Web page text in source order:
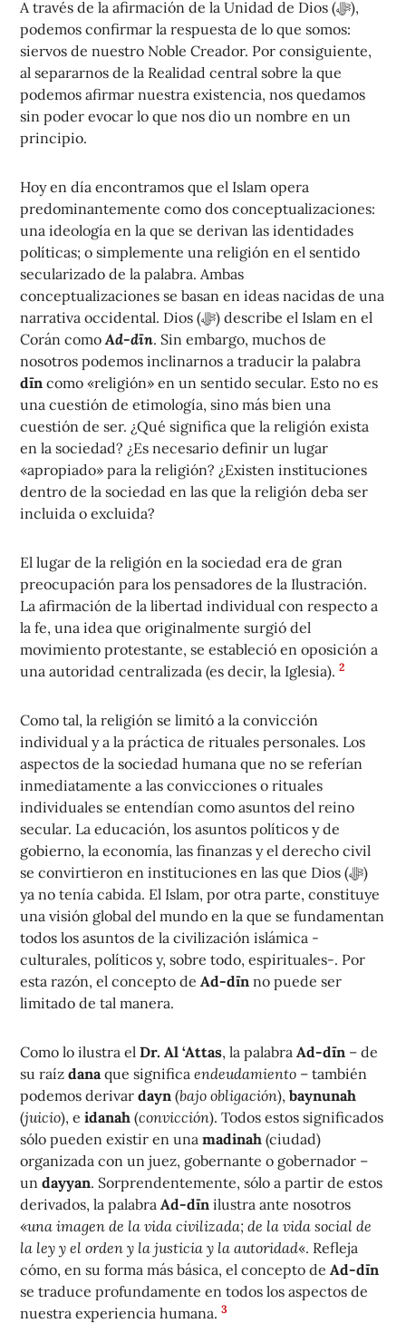
A través de la afirmación de la Unidad de Dios (ﷻ),
podemos confirmar la respuesta de lo que somos:
siervos de nuestro Noble Creador. Por consiguiente,
al separarnos de la Realidad central sobre la que
podemos afirmar nuestra existencia, nos quedamos
sin poder evocar lo que nos dio un nombre en un
principio.
Hoy en día encontramos que el Islam opera
predominantemente como dos conceptualizaciones:
una ideología en la que se derivan las identidades
políticas; o simplemente una religión en el sentido
secularizado de la palabra. Ambas
conceptualizaciones se basan en ideas nacidas de una
narrativa occidental. Dios (ﷻ) describe el Islam en el
Corán comoAd-dīn. Sin embargo, muchos de
nosotros podemos inclinarnos a traducir la palabra
dīn como «religión» en un sentido secular. Esto no es
una cuestión de etimología, sino más bien una
cuestión de ser. ¿Qué significa que la religión exista
en la sociedad? ¿Es necesario definir un lugar
«apropiado» para la religión? ¿Existen instituciones
dentro de la sociedad en las que la religión deba ser
incluida o excluida?
El lugar de la religión en la sociedad era de gran
preocupación para los pensadores de la Ilustración.
La afirmación de la libertad individual con respecto a
la fe, una idea que originalmente surgió del
movimiento protestante, se estableció en oposición a
una autoridad centralizada (es decir, la Iglesia).2
Como tal, la religión se limitó a la convicción
individual y a la práctica de rituales personales. Los
aspectos de la sociedad humana que no se referían
inmediatamente a las convicciones o rituales
individuales se entendían como asuntos del reino
secular. La educación, los asuntos políticos y de
gobierno, la economía, las finanzas y el derecho civil
se convirtieron en instituciones en las que Dios (ﷻ)
ya no tenía cabida. El Islam, por otra parte, constituye
una visión global del mundo en la que se fundamentan
todos los asuntos de la civilización islámica -
culturales, políticos y, sobre todo, espirituales-. Por
esta razón, el concepto deAd-dīn no puede ser
limitado de tal manera.
Como lo ilustra el Dr. Al ‘Attas, la palabraAd-dīn – de
su raízdana que significaendeudamiento – también
podemos derivar dayn (bajo obligación),baynunah
(juicio), eidanah (convicción). Todos estos significados
sólo pueden existir en unamadinah (ciudad)
organizada con un juez, gobernante o gobernador –
undayyan. Sorprendentemente, sólo a partir de estos
derivados, la palabraAd-dīn ilustra ante nosotros
«una imagen de la vida civilizada; de la vida social de
la ley y el orden y la justicia y la autoridad«. Refleja
cómo, en su forma más básica, el concepto deAd-dīn
se traduce profundamente en todos los aspectos de
nuestra experiencia humana.3